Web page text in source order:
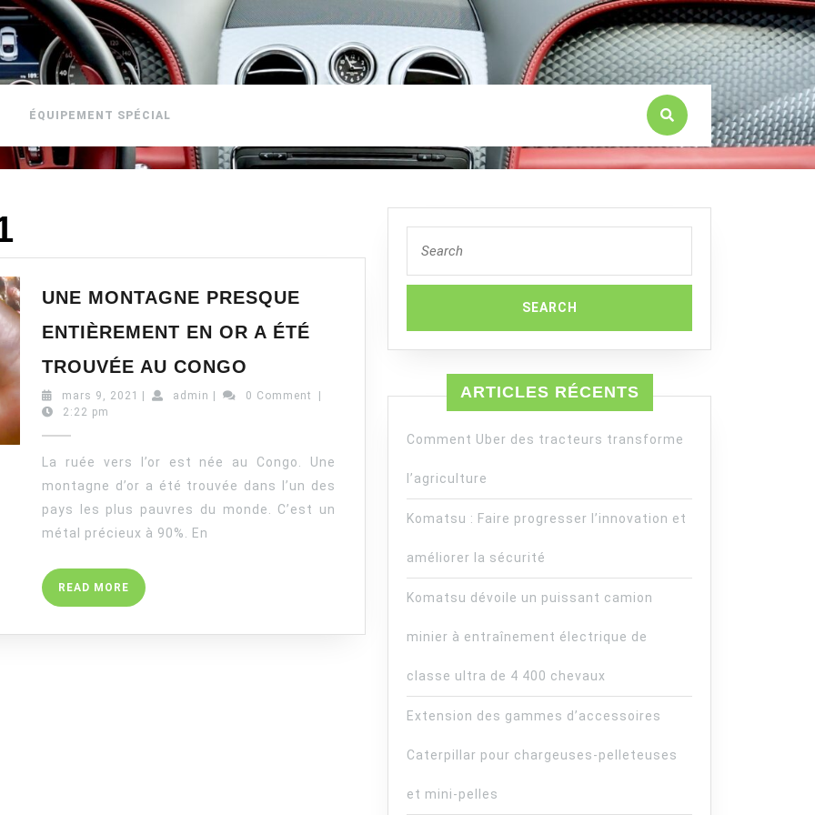
ÉQUIPEMENT SPÉCIAL
UNE MONTAGNE PRESQUE
ENTIÈREMENT EN OR A ÉTÉ
TROUVÉE AU CONGO
PRESQUE
OR
A
ÉTÉ
mars 9, 2021
mars
admin admin 0 Comment
2:22 pm
La ruée vers l’or est née au Congo. Une
montagne d’or a été trouvée dans l’un des
pays les plus pauvres du monde. C’est un
métal précieux à 90%. En
READ MORE READ
MORE
for:
ARTICLES RÉCENTS
Comment Uber des tracteurs transforme
l’agriculture
Komatsu : Faire progresser l’innovation et
améliorer la sécurité
Komatsu dévoile un puissant camion
minier à entraînement électrique de
classe ultra de 4 400 chevaux
Extension des gammes d’accessoires
Caterpillar pour chargeuses-pelleteuses
et mini-pelles